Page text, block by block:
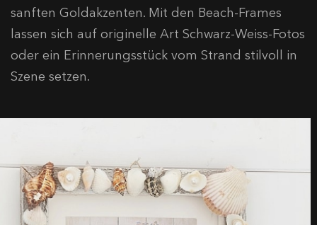
sanften Goldakzenten. Mit den Beach-Frames
lassen sich auf originelle Art Schwarz-Weiss-Fotos
oder ein Erinnerungsstück vom Strand stilvoll in
Szene setzen.